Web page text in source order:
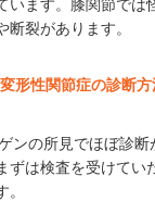
います。膝関節では
断裂があります。
形性関節症の診断
ンの所見でほぼ診断
ずは検査を受けてい